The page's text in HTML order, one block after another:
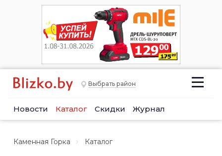
Выбрать район
Новости Каталог Скидки Журнал
Каменная Горка Каталог